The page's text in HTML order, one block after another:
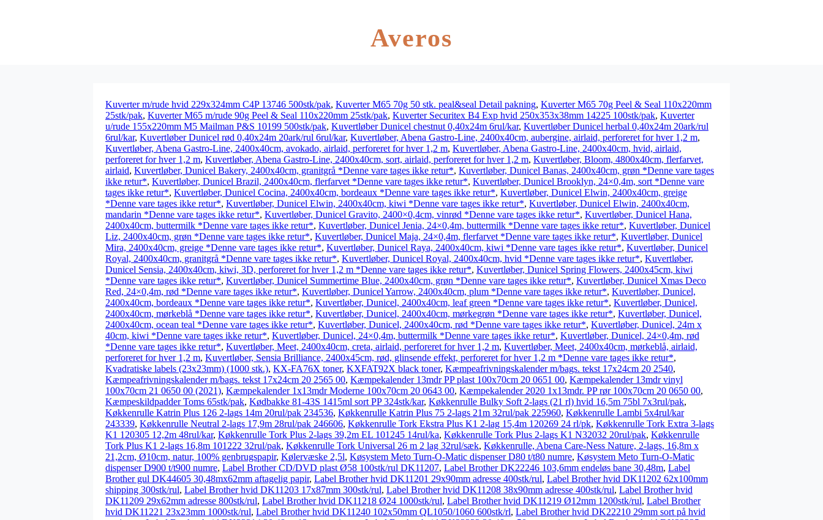
Averos
Kuverter m/rude hvid 229x324mm C4P 13746 500stk/pak, Kuverter M65 70g 50 stk. peal&seal Detail pakning, Kuverter M65 70g Peel & Seal 110x220mm
25stk/pak, Kuverter M65 m/rude 90g Peel & Seal 110x220mm 25stk/pak, Kuverter Securitex B4 Exp hvid 250x353x38mm 14225 100stk/pak, Kuverter
u/rude 155x220mm M5 Mailman P&S 10199 500stk/pak, Kuvertløber Dunicel chestnut 0,40x24m 6rul/kar, Kuvertløber Dunicel herbal 0,40x24m 20ark/rul
6rul/kar, Kuvertløber Dunicel rød 0,40x24m 20ark/rul 6rul/kar, Kuvertløber, Abena Gastro-Line, 2400x40cm, aubergine, airlaid, perforeret for hver 1,2 m,
Kuvertløber, Abena Gastro-Line, 2400x40cm, avokado, airlaid, perforeret for hver 1,2 m, Kuvertløber, Abena Gastro-Line, 2400x40cm, hvid, airlaid,
perforeret for hver 1,2 m, Kuvertløber, Abena Gastro-Line, 2400x40cm, sort, airlaid, perforeret for hver 1,2 m, Kuvertløber, Bloom, 4800x40cm, flerfarvet,
airlaid, Kuvertløber, Dunicel Bakery, 2400x40cm, granitgrå *Denne vare tages ikke retur*, Kuvertløber, Dunicel Banas, 2400x40cm, grøn *Denne vare tages
ikke retur*, Kuvertløber, Dunicel Brazil, 2400x40cm, flerfarvet *Denne vare tages ikke retur*, Kuvertløber, Dunicel Brooklyn, 24×0,4m, sort *Denne vare
tages ikke retur*, Kuvertløber, Dunicel Cocina, 2400x40cm, bordeaux *Denne vare tages ikke retur*, Kuvertløber, Dunicel Elwin, 2400x40cm, greige
*Denne vare tages ikke retur*, Kuvertløber, Dunicel Elwin, 2400x40cm, kiwi *Denne vare tages ikke retur*, Kuvertløber, Dunicel Elwin, 2400x40cm,
mandarin *Denne vare tages ikke retur*, Kuvertløber, Dunicel Gravito, 2400×0,4cm, vinrød *Denne vare tages ikke retur*, Kuvertløber, Dunicel Hana,
2400x40cm, buttermilk *Denne vare tages ikke retur*, Kuvertløber, Dunicel Jenia, 24×0,4m, buttermilk *Denne vare tages ikke retur*, Kuvertløber, Dunicel
Liz, 2400x40cm, grøn *Denne vare tages ikke retur*, Kuvertløber, Dunicel Maja, 24×0,4m, flerfarvet *Denne vare tages ikke retur*, Kuvertløber, Dunicel
Mira, 2400x40cm, greige *Denne vare tages ikke retur*, Kuvertløber, Dunicel Raya, 2400x40cm, kiwi *Denne vare tages ikke retur*, Kuvertløber, Dunicel
Royal, 2400x40cm, granitgrå *Denne vare tages ikke retur*, Kuvertløber, Dunicel Royal, 2400x40cm, hvid *Denne vare tages ikke retur*, Kuvertløber,
Dunicel Sensia, 2400x40cm, kiwi, 3D, perforeret for hver 1,2 m *Denne vare tages ikke retur*, Kuvertløber, Dunicel Spring Flowers, 2400x45cm, kiwi
*Denne vare tages ikke retur*, Kuvertløber, Dunicel Summertime Blue, 2400x40cm, grøn *Denne vare tages ikke retur*, Kuvertløber, Dunicel Xmas Deco
Red, 24×0,4m, rød *Denne vare tages ikke retur*, Kuvertløber, Dunicel Yarrow, 2400x40cm, plum *Denne vare tages ikke retur*, Kuvertløber, Dunicel,
2400x40cm, bordeaux *Denne vare tages ikke retur*, Kuvertløber, Dunicel, 2400x40cm, leaf green *Denne vare tages ikke retur*, Kuvertløber, Dunicel,
2400x40cm, mørkeblå *Denne vare tages ikke retur*, Kuvertløber, Dunicel, 2400x40cm, mørkegrøn *Denne vare tages ikke retur*, Kuvertløber, Dunicel,
2400x40cm, ocean teal *Denne vare tages ikke retur*, Kuvertløber, Dunicel, 2400x40cm, rød *Denne vare tages ikke retur*, Kuvertløber, Dunicel, 24m x
40cm, kiwi *Denne vare tages ikke retur*, Kuvertløber, Dunicel, 24×0,4m, buttermilk *Denne vare tages ikke retur*, Kuvertløber, Dunicel, 24×0,4m, rød
*Denne vare tages ikke retur*, Kuvertløber, Meet, 2400x40cm, creta, airlaid, perforeret for hver 1,2 m, Kuvertløber, Meet, 2400x40cm, mørkeblå, airlaid,
perforeret for hver 1,2 m, Kuvertløber, Sensia Brilliance, 2400x45cm, rød, glinsende effekt, perforeret for hver 1,2 m *Denne vare tages ikke retur*,
Kvadratiske labels (23x23mm) (1000 stk.), KX-FA76X toner, KXFAT92X black toner, Kæmpeafrivningskalender m/bags. tekst 17x24cm 20 2540,
Kæmpeafrivningskalender m/bags. tekst 17x24cm 20 2565 00, Kæmpekalender 13mdr PP plast 100x70cm 20 0651 00, Kæmpekalender 13mdr vinyl
100x70cm 21 0650 00 (2021), Kæmpekalender 1x13mdr Moderne 100x70cm 20 0643 00, Kæmpekalender 2020 1x13mdr. PP rør 100x70cm 20 0650 00,
Kæmpeskildpadder Toms 65stk/pak, Kødbakke 81-43S 1415ml sort PP 324stk/kar, Køkkenrulle Bulky Soft 2-lags (21 rl) hvid 16,5m 75bl 7x3rul/pak,
Køkkenrulle Katrin Plus 126 2-lags 14m 20rul/pak 234536, Køkkenrulle Katrin Plus 75 2-lags 21m 32rul/pak 225960, Køkkenrulle Lambi 5x4rul/kar
243339, Køkkenrulle Neutral 2-lags 17,9m 28rul/pak 246606, Køkkenrulle Tork Ekstra Plus K1 2-lag 15,4m 120269 24 rl/pk, Køkkenrulle Tork Extra 3-lags
K1 120305 12,2m 48rul/kar, Køkkenrulle Tork Plus 2-lags 39,2m EL 101245 14rul/ka, Køkkenrulle Tork Plus 2-lags K1 N32032 20rul/pak, Køkkenrulle
Tork Plus K1 2-lags 16,8m 101222 32rul/pak, Køkkenrulle Tork Universal 26 m 2 lag 32rul/sæk, Køkkenrulle, Abena Care-Ness Nature, 2-lags, 16,8m x
21,2cm, Ø10cm, natur, 100% genbrugspapir, Kølervæske 2,5l, Køsystem Meto Turn-O-Matic dispenser D80 t/t80 numre, Køsystem Meto Turn-O-Matic
dispenser D900 t/t900 numre, Label Brother CD/DVD plast Ø58 100stk/rul DK11207, Label Brother DK22246 103,6mm endeløs bane 30,48m, Label
Brother gul DK44605 30,48mx62mm aftagelig papir, Label Brother hvid DK11201 29x90mm adresse 400stk/rul, Label Brother hvid DK11202 62x100mm
shipping 300stk/rul, Label Brother hvid DK11203 17x87mm 300stk/rul, Label Brother hvid DK11208 38x90mm adresse 400stk/rul, Label Brother hvid
DK11209 29x62mm adresse 800stk/rul, Label Brother hvid DK11218 Ø24 1000stk/rul, Label Brother hvid DK11219 Ø12mm 1200stk/rul, Label Brother
hvid DK11221 23x23mm 1000stk/rul, Label Brother hvid DK11240 102x50mm QL1050/1060 600stk/rl, Label Brother hvid DK22210 29mm sort på hvid